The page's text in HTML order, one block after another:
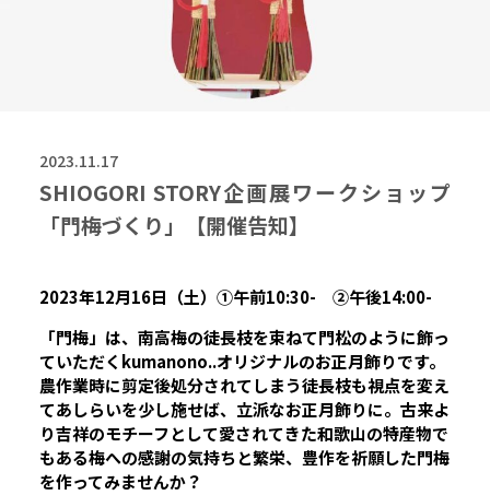
2023.11.17
SHIOGORI STORY企画展ワークショップ
「門梅づくり」【開催告知】
2023年12月16日（土）①午前10:30- ②午後14:00-
「門梅」は、南高梅の徒長枝を束ねて門松のように飾っ
ていただくkumanono..オリジナルのお正月飾りです。
農作業時に剪定後処分されてしまう徒長枝も視点を変え
てあしらいを少し施せば、立派なお正月飾りに。古来よ
り吉祥のモチーフとして愛されてきた和歌山の特産物で
もある梅への感謝の気持ちと繁栄、豊作を祈願した門梅
を作ってみませんか？